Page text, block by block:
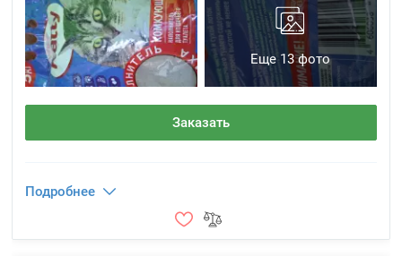
Еще 13 фото
Заказать
Подробнее